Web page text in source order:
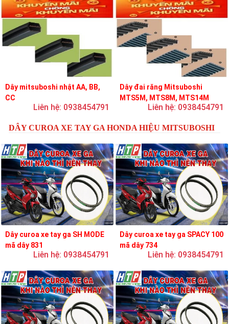
Dây mitsuboshi nhật AA, BB,
CC
Liên hệ: 0938454791
Dây đai răng Mitsuboshi
MTS5M, MTS8M, MTS14M
Liên hệ: 0938454791
DÂY CUROA XE TAY GA HONDA HIỆU MITSUBOSHI
Dây curoa xe tay ga SH MODE
mã dây 831
Liên hệ: 0938454791
Dây curoa xe tay ga SPACY 100
mã dây 734
Liên hệ: 0938454791